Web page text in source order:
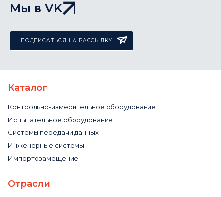
Мы в VK
ПОДПИСАТЬСЯ НА РАССЫЛКУ
Каталог
Контрольно-измерительное оборудование
Испытательное оборудование
Системы передачи данных
Инженерные системы
Импортозамещение
Отрасли